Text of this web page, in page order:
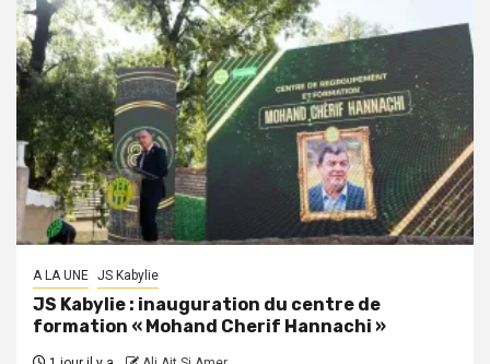
A LA UNE JS Kabylie
JS Kabylie : inauguration du centre de
formation « Mohand Cherif Hannachi »